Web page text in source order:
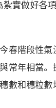
實做好各
階段性氣
常年相當。
數和穗粒數